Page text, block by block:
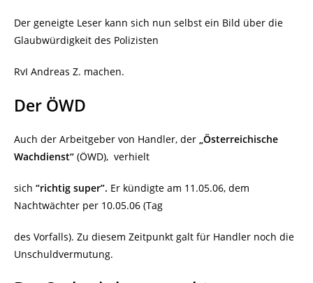
Der geneigte Leser kann sich nun selbst ein Bild über die
Glaubwürdigkeit des Polizisten
RvI Andreas Z. machen.
Der ÖWD
Auch der Arbeitgeber von Handler, der „Österreichische
Wachdienst“ (ÖWD), verhielt
sich “richtig super”. Er kündigte am 11.05.06, dem
Nachtwächter per 10.05.06 (Tag
des Vorfalls). Zu diesem Zeitpunkt galt für Handler noch die
Unschuldvermutung.